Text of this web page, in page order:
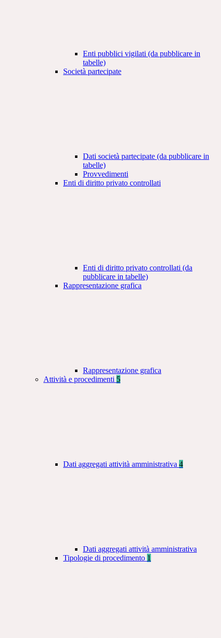
Enti pubblici vigilati (da pubblicare in
tabelle)
Società partecipate
Dati società partecipate (da pubblicare in
tabelle)
Provvedimenti
Enti di diritto privato controllati
Enti di diritto privato controllati (da
pubblicare in tabelle)
Rappresentazione grafica
Rappresentazione grafica
Attività e procedimenti 5
Dati aggregati attività amministrativa 4
Dati aggregati attività amministrativa
Tipologie di procedimento 1